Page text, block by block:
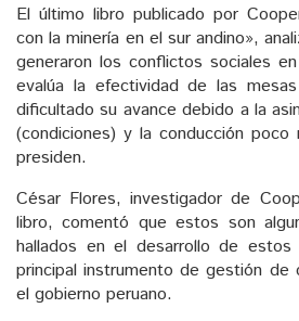
El último libro publicado por
con la minería en el sur andino»,
generaron los conflictos sociales
evalúa la efectividad de las
dificultado su avance debido a la
(condiciones) y la conducción poco
presiden.
César Flores, investigador de
libro, comentó que estos son
hallados en el desarrollo de
principal instrumento de gestión de
el gobierno peruano.